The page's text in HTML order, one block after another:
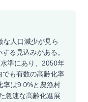
な人口減少が見ら
る見込みがある。
準にあり、2050年
も有数の高齢化率
率は9.0%と農漁村
急速な高齢化進展